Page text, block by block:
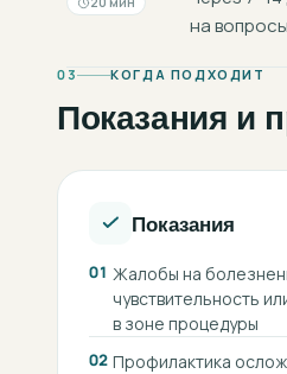
на
03 КОГДА ПОДХОДИТ
Показания и
Показания
01 Жалобы на
чувствительность
в зоне процедуры
02 Профилактика